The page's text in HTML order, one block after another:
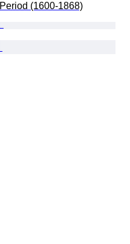
Period (1600-1868)